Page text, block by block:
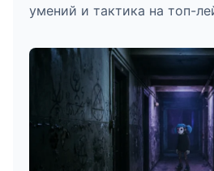
умений и тактика на топ-